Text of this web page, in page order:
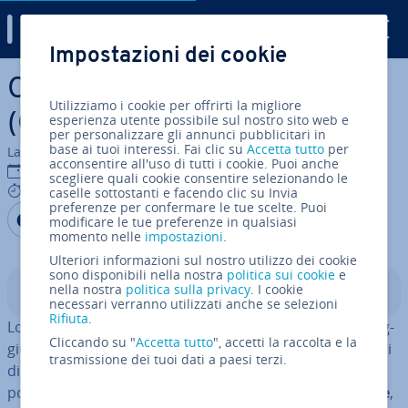
Vai al contenuto prin­ci­pa­le
Content Delivery Network
(CDN): vantaggi della SEO
La redazione di IONOS
31 mag 2022
6 mins
Condividi via Facebook
Condividi via Twitter
Condividi via LinkedIN
Aggiungi come fonte
preferita su Google
Indice
Lo scopo dell’
è rag­
giun­ge­re il miglior ranking possibile dei risultati organici
di Google e degli altri motori di ricerca. Perché ciò sia
possibile, serve in­nan­zi­tut­to un
content molto efficace,
Impostazioni dei cookie
Utilizziamo i cookie per offrirti la migliore
esperienza utente possibile sul nostro sito web e
per personalizzare gli annunci pubblicitari in
base ai tuoi interessi. Fai clic suAccetta tutto per
acconsentire all'uso di tutti i cookie. Puoi anche
scegliere quali cookie consentire selezionando le
caselle sottostanti e facendo clic su Invia
preferenze per confermare le tue scelte. Puoi
modificare le tue preferenze in qualsiasi
momento nelle impostazioni.
Ulteriori informazioni sul nostro utilizzo dei cookie
sono disponibili nella nostra politica sui cookie e
nella nostra politica sulla privacy. I cookie
necessari verranno utilizzati anche se selezioni
Rifiuta.
Cliccando su "Accetta tutto", accetti la raccolta e la
trasmissione dei tuoi dati a paesi terzi.